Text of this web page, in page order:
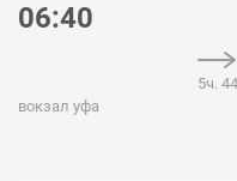
06:40
вокзал уфа
5ч.